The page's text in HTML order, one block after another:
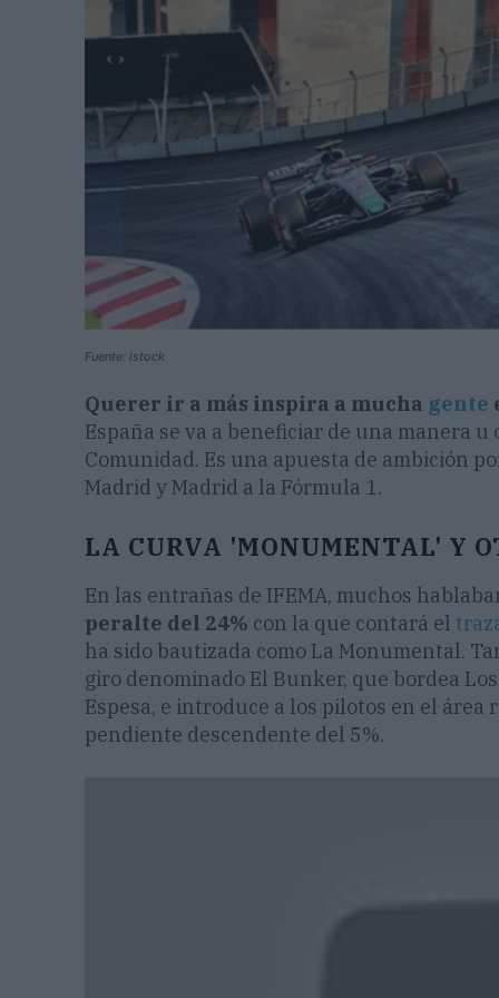
Fuente: istock
Querer ir a más inspira a mucha gente
España se va a beneficiar de una manera
Comunidad. Es una apuesta de ambición
Madrid y Madrid a la Fórmula 1.
LA CURVA 'MONUMENTAL' Y
En las entrañas de IFEMA, muchos
peralte del 24% con la que contará el
ha sido bautizada como La Monumental.
giro denominado El Bunker, que bordea
Espesa, e introduce a los pilotos en el área
pendiente descendente del 5%.